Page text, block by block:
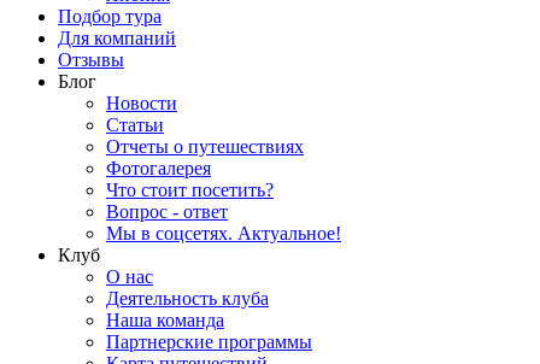
Подбор тура
Для компаний
Отзывы
Блог
Новости
Статьи
Отчеты о путешествиях
Фотогалерея
Что стоит посетить?
Вопрос - ответ
Мы в соцсетях. Актуальное!
Клуб
О нас
Деятельность клуба
Наша команда
Партнерские программы